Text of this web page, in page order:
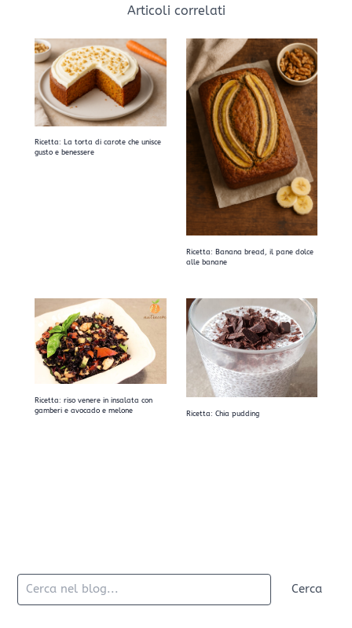
Articoli correlati
Ricetta: La torta di carote che unisce
gusto e benessere
Ricetta: Banana bread, il pane dolce
alle banane
Ricetta: riso venere in insalata con
gamberi e avocado e melone
Ricetta: Chia pudding
Cerca